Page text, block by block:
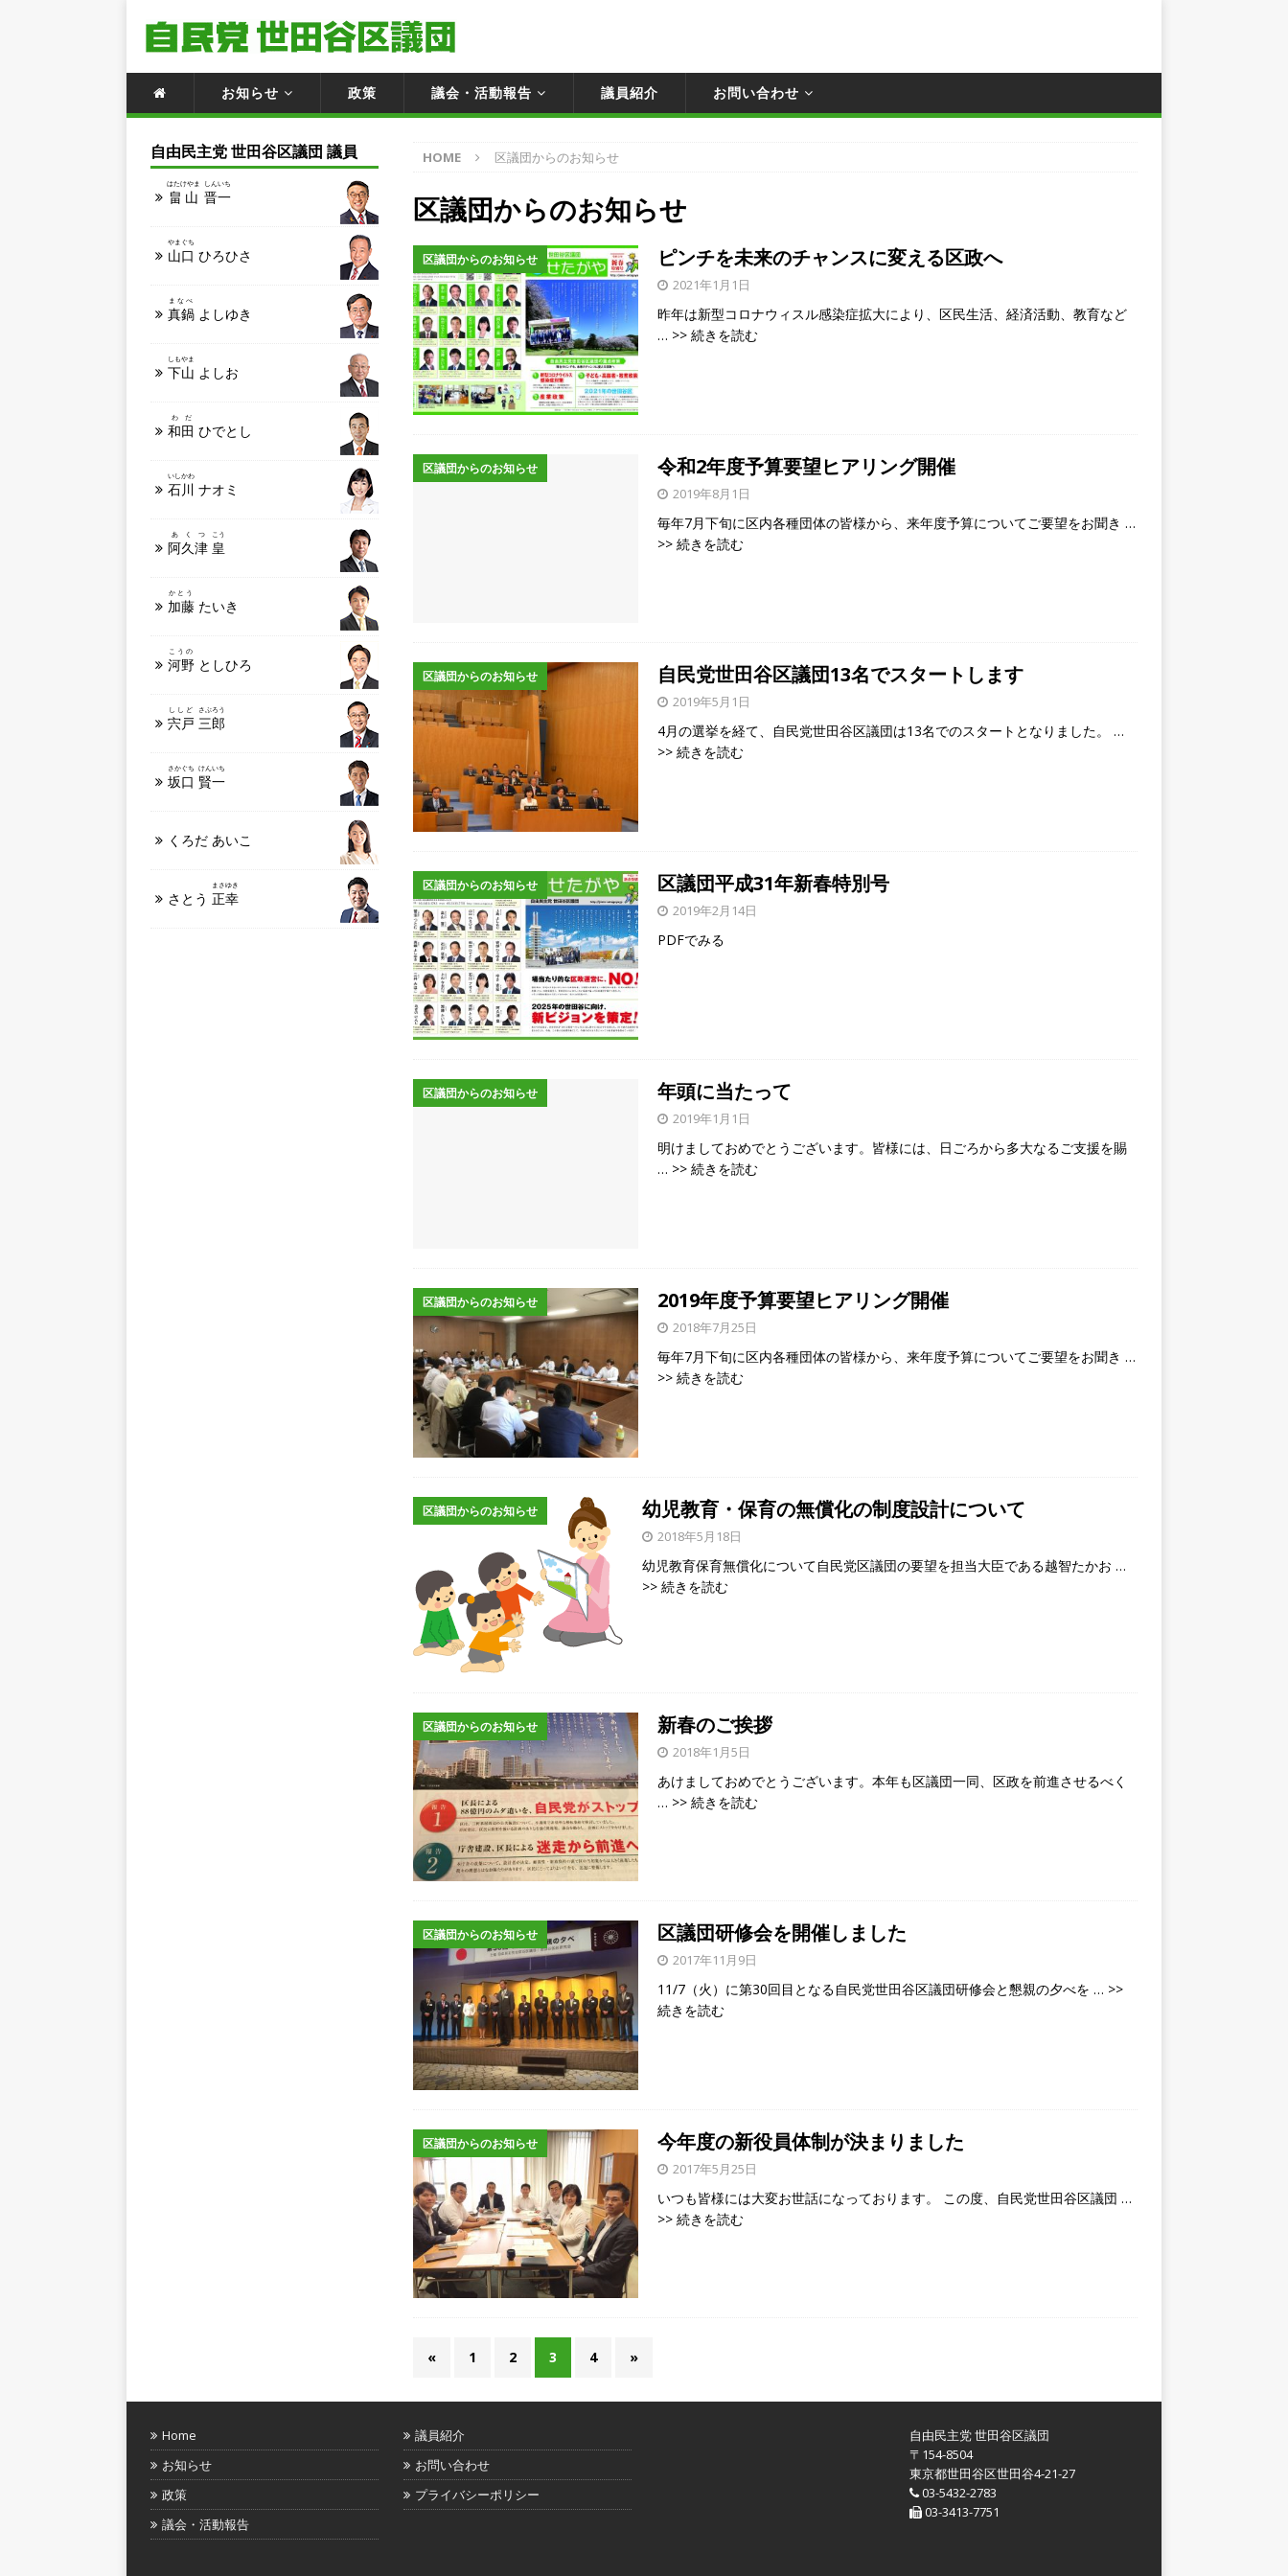
お知らせ 政策 議会・活動報告 議員紹介 お問い合わせ
HOME 区議団からのお知らせ
区議団からのお知らせ
区議団からのお知らせ ピンチを未来のチャンスに変える区政へ
2021年1月1日
昨年は新型コロナウィスル感染症拡大により、区民生活、経済活動、教育など
… >> 続きを読む
区議団からのお知らせ 令和2年度予算要望ヒアリング開催
2019年8月1日
毎年7月下旬に区内各種団体の皆様から、来年度予算についてご要望をお聞き …
>> 続きを読む
区議団からのお知らせ 自民党世田谷区議団13名でスタートします
2019年5月1日
4月の選挙を経て、自民党世田谷区議団は13名でのスタートとなりました。…
>> 続きを読む
区議団からのお知らせ 区議団平成31年新春特別号
2019年2月14日
PDFでみる
区議団からのお知らせ 年頭に当たって
2019年1月1日
明けましておめでとうございます。皆様には、日ごろから多大なるご支援を賜
… >> 続きを読む
区議団からのお知らせ 2019年度予算要望ヒアリング開催
2018年7月25日
毎年7月下旬に区内各種団体の皆様から、来年度予算についてご要望をお聞き…
>> 続きを読む
区議団からのお知らせ 幼児教育・保育の無償化の制度設計について
2018年5月18日
幼児教育保育無償化について自民党区議団の要望を担当大臣である越智たかお …
>> 続きを読む
区議団からのお知らせ 新春のご挨拶
2018年1月5日
あけましておめでとうございます。本年も区議団一同、区政を前進させるべく
… >> 続きを読む
区議団からのお知らせ 区議団研修会を開催しました
2017年11月9日
11/7（火）に第30回目となる自民党世田谷区議団研修会と懇親の夕べを… >>
続きを読む
区議団からのお知らせ 今年度の新役員体制が決まりました
2017年5月25日
いつも皆様には大変お世話になっております。 この度、自民党世田谷区議団…
>> 続きを読む
« 1 2 3 4 »
自由民主党 世田谷区議団 議員
畠山
はたけやま
晋一
しんいち
山口
やまぐち
ひろひさ
真鍋
まなべ
よしゆき
下山
しもやま
よしお
和田
わだ
ひでとし
石川
いしかわ
ナオミ
阿久津
あくつ
皇
こう
加藤
かとう
たいき
河野
こうの
としひろ
宍戸
ししど
三郎
さぶろう
坂口
さかぐち
賢一
けんいち
くろだ あいこ
さとう 正幸
まさゆき
Home
お知らせ
政策
議会・活動報告
議員紹介
お問い合わせ
プライバシーポリシー
自由民主党 世田谷区議団
〒154-8504
東京都世田谷区世田谷4-21-27
03-5432-2783
03-3413-7751